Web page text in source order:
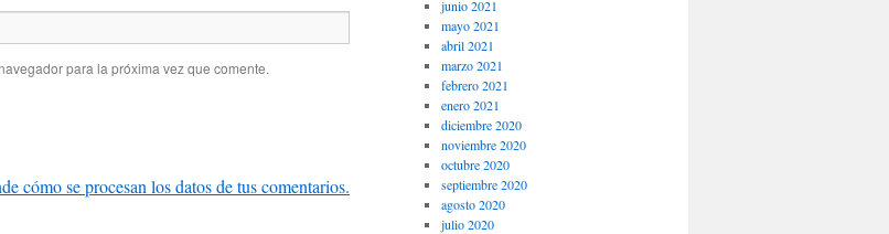
para la próxima vez que comente.
cómo se procesan los datos de tus comentarios.
junio 2021
mayo 2021
abril 2021
marzo 2021
febrero 2021
enero 2021
diciembre 2020
noviembre 2020
octubre 2020
septiembre 2020
agosto 2020
julio 2020